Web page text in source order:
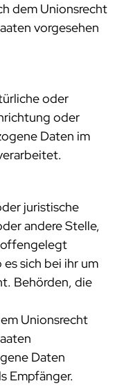
dem Unionsrecht
vorgesehen
oder
oder
Daten im
juristische
andere Stelle,
sich bei ihr um
Behörden, die
Unionsrecht
Daten
Empfänger.